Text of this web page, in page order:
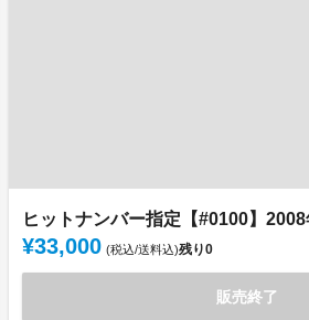
ヒットナンバー指定【#0100】2008
¥33,000 (税込/送料込)残り0
販売終了